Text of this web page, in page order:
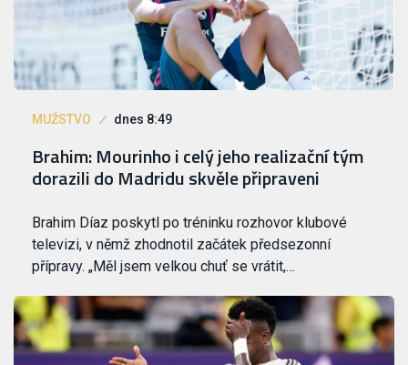
MUŽSTVO dnes 8:49
Brahim: Mourinho i celý jeho realizační tým
dorazili do Madridu skvěle připraveni
Brahim Díaz poskytl po tréninku rozhovor klubové
televizi, v němž zhodnotil začátek předsezonní
přípravy. „Měl jsem velkou chuť se vrátit,…